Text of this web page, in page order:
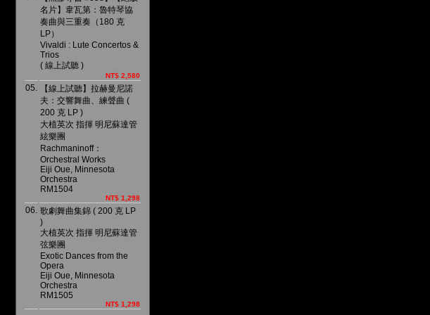
名片】韋瓦第：魯特琴協
奏曲與三重奏（180 克
LP）
Vivaldi : Lute Concertos &
Trios
( 線上試聽 )
NT$ 2,580
05.
【線上試聽】拉赫曼尼諾
夫：交響舞曲、練聲曲 (
200 克 LP )
大植英次 指揮 明尼蘇達管
絃樂團
Rachmaninoff：
Orchestral Works
Eiji Oue, Minnesota
Orchestra
RM1504
NT$ 1,298
06. 歌劇舞曲集錦 ( 200 克 LP
)
大植英次 指揮 明尼蘇達管
弦樂團
Exotic Dances from the
Opera
Eiji Oue, Minnesota
Orchestra
RM1505
NT$ 1,298